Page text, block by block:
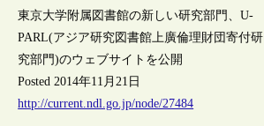
東京大学附属図書館の新しい研究部門、U-
PARL(アジア研究図書館上廣倫理財団寄付研
究部門)のウェブサイトを公開
Posted 2014年11月21日
http://current.ndl.go.jp/node/27484